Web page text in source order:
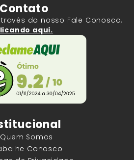
Contato
do nosso Fale Conosco,
aqui.
Quem Somos
Conosco